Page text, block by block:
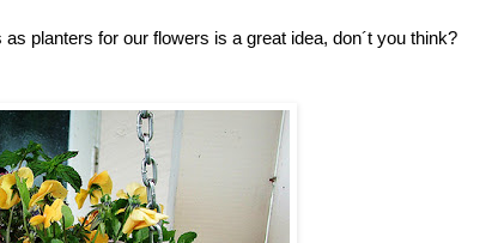
planters for our flowers is a great idea, don´t you think?